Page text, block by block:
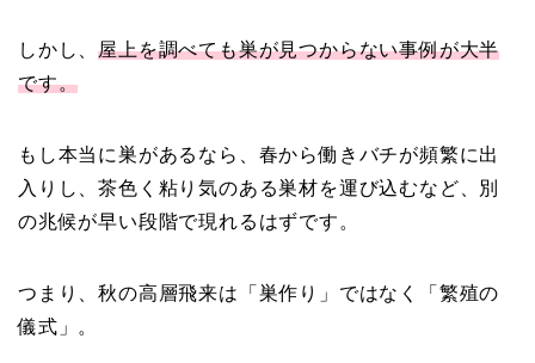
しかし、屋上を調べても巣が見つからない事例が大半
です。
もし本当に巣があるなら、春から働きバチが頻繁に出
入りし、茶色く粘り気のある巣材を運び込むなど、別
の兆候が早い段階で現れるはずです。
つまり、秋の高層飛来は「巣作り」ではなく「繁殖の
儀式」。